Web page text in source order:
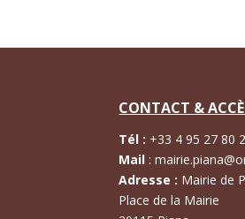
CONTACT &
Tél : +33 4 95 27 80
Mail :
Adresse : Mairie de
Place de la Mairie